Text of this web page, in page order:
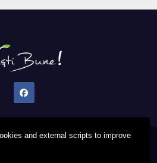
and external scripts to improve